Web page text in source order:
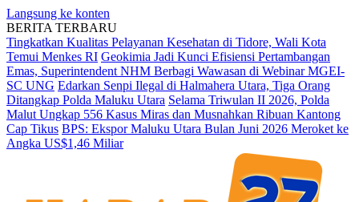
Langsung ke konten
BERITA TERBARU
Tingkatkan Kualitas Pelayanan Kesehatan di Tidore, Wali Kota
Temui Menkes RI Geokimia Jadi Kunci Efisiensi Pertambangan
Emas, Superintendent NHM Berbagi Wawasan di Webinar MGEI-
SC UNG Edarkan Senpi Ilegal di Halmahera Utara, Tiga Orang
Ditangkap Polda Maluku Utara Selama Triwulan II 2026, Polda
Malut Ungkap 556 Kasus Miras dan Musnahkan Ribuan Kantong
Cap Tikus BPS: Ekspor Maluku Utara Bulan Juni 2026 Meroket ke
Angka US$1,46 Miliar